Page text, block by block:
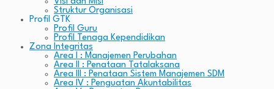
Struktur Organisasi
Profil GTK
Profil Guru
Profil Tenaga Kependidikan
Zona Integritas
Area I : Manajemen Perubahan
Area II : Penataan Tatalaksana
Area III : Penataan Sistem Manajemen SDM
Area IV : Penguatan Akuntabilitas